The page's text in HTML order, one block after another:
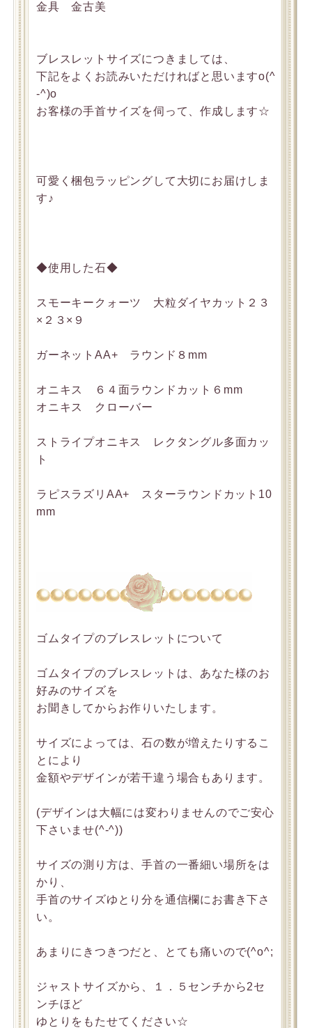
金具 金古美
ブレスレットサイズにつきましては、
下記をよくお読みいただければと思いますo(^
-^)o
お客様の手首サイズを伺って、作成します☆
可愛く梱包ラッピングして大切にお届けしま
す♪
◆使用した石◆
スモーキークォーツ 大粒ダイヤカット２３
×２３×９
ガーネットAA+ ラウンド８mm
オニキス ６４面ラウンドカット６mm
オニキス クローバー
ストライプオニキス レクタングル多面カッ
ト
ラピスラズリAA+ スターラウンドカット10
mm
ゴムタイプのブレスレットについて
ゴムタイプのブレスレットは、あなた様のお
好みのサイズを
お聞きしてからお作りいたします。
サイズによっては、石の数が増えたりするこ
とにより
金額やデザインが若干違う場合もあります。
(デザインは大幅には変わりませんのでご安心
下さいませ(^-^))
サイズの測り方は、手首の一番細い場所をは
かり、
手首のサイズゆとり分を通信欄にお書き下さ
い。
あまりにきつきつだと、とても痛いので(^o^;
ジャストサイズから、１．５センチから2セ
ンチほど
ゆとりをもたせてください☆